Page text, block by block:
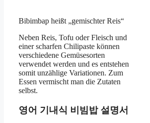
Bibimbap heißt „gemischter Reis“
Neben Reis, Tofu oder Fleisch und
einer scharfen Chilipaste können
verschiedene Gemüsesorten
verwendet werden und es entstehen
somit unzählige Variationen. Zum
Essen vermischt man die Zutaten
selbst.
영어 기내식 비빔밥 설명서